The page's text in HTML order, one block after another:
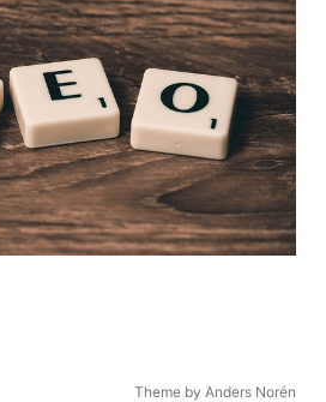
Theme by Anders Norén